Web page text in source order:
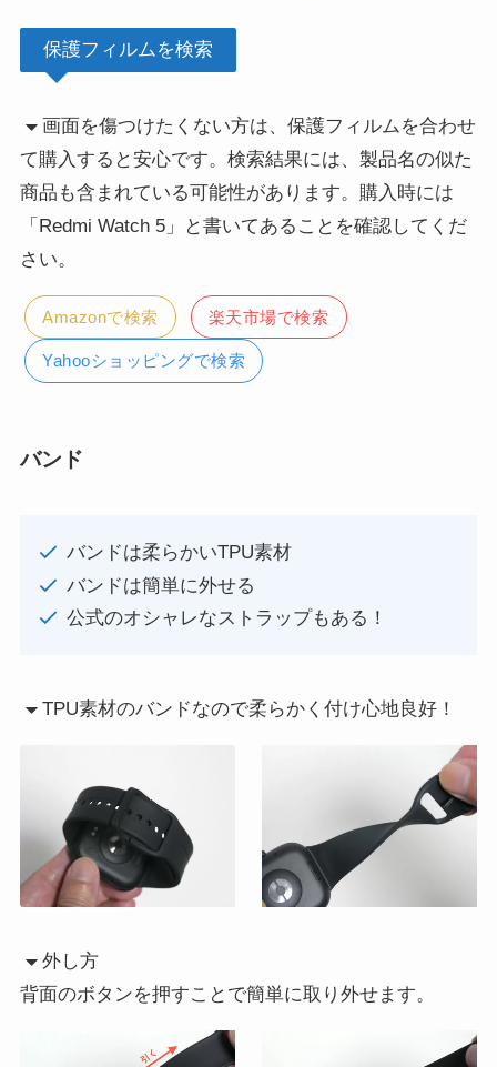
保護フィルムを検索
画面を傷つけたくない方は、保護フィルムを合わせ
て購入すると安心です。検索結果には、製品名の似た
商品も含まれている可能性があります。購入時には
「Redmi Watch 5」と書いてあることを確認してくだ
さい。
Amazonで検索 楽天市場で検索
Yahooショッピングで検索
バンド
バンドは柔らかいTPU素材
バンドは簡単に外せる
公式のオシャレなストラップもある！
TPU素材のバンドなので柔らかく付け心地良好！
外し方
背面のボタンを押すことで簡単に取り外せます。